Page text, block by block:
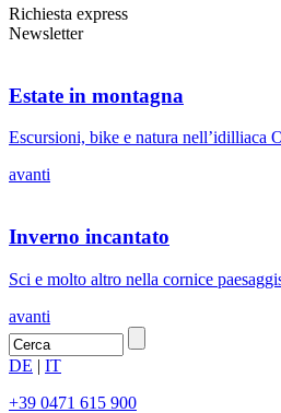
Richiesta express
Newsletter
Estate in montagna
Escursioni, bike e natura nell’idilliaca
avanti
Inverno incantato
Sci e molto altro nella cornice
avanti
DE | IT
+39 0471 615 900